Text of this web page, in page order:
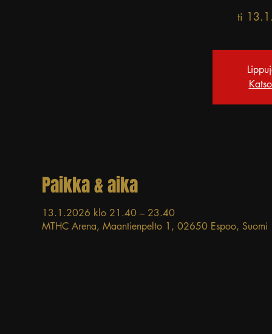
ti
Paikka & aika
13.1.2026 klo 21.40 – 23.40
MTHC Arena, Maantienpelto 1, 02650 Espoo, Suomi